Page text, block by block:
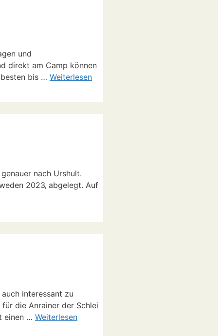
und
direkt am Camp können
bis … Weiterlesen
nach Urshult.
2023‚ abgelegt. Auf
interessant zu
die Anrainer der Schlei
einen … Weiterlesen